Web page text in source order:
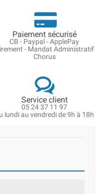
Paiement sécurisé
CB - Paypal - ApplePay
- Mandat Administratif
Chorus
Service client
05 24 37 11 97
lundi au vendredi de 9h à 18h